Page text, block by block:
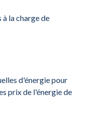
la charge de
d'énergie pour
prix de l'énergie de